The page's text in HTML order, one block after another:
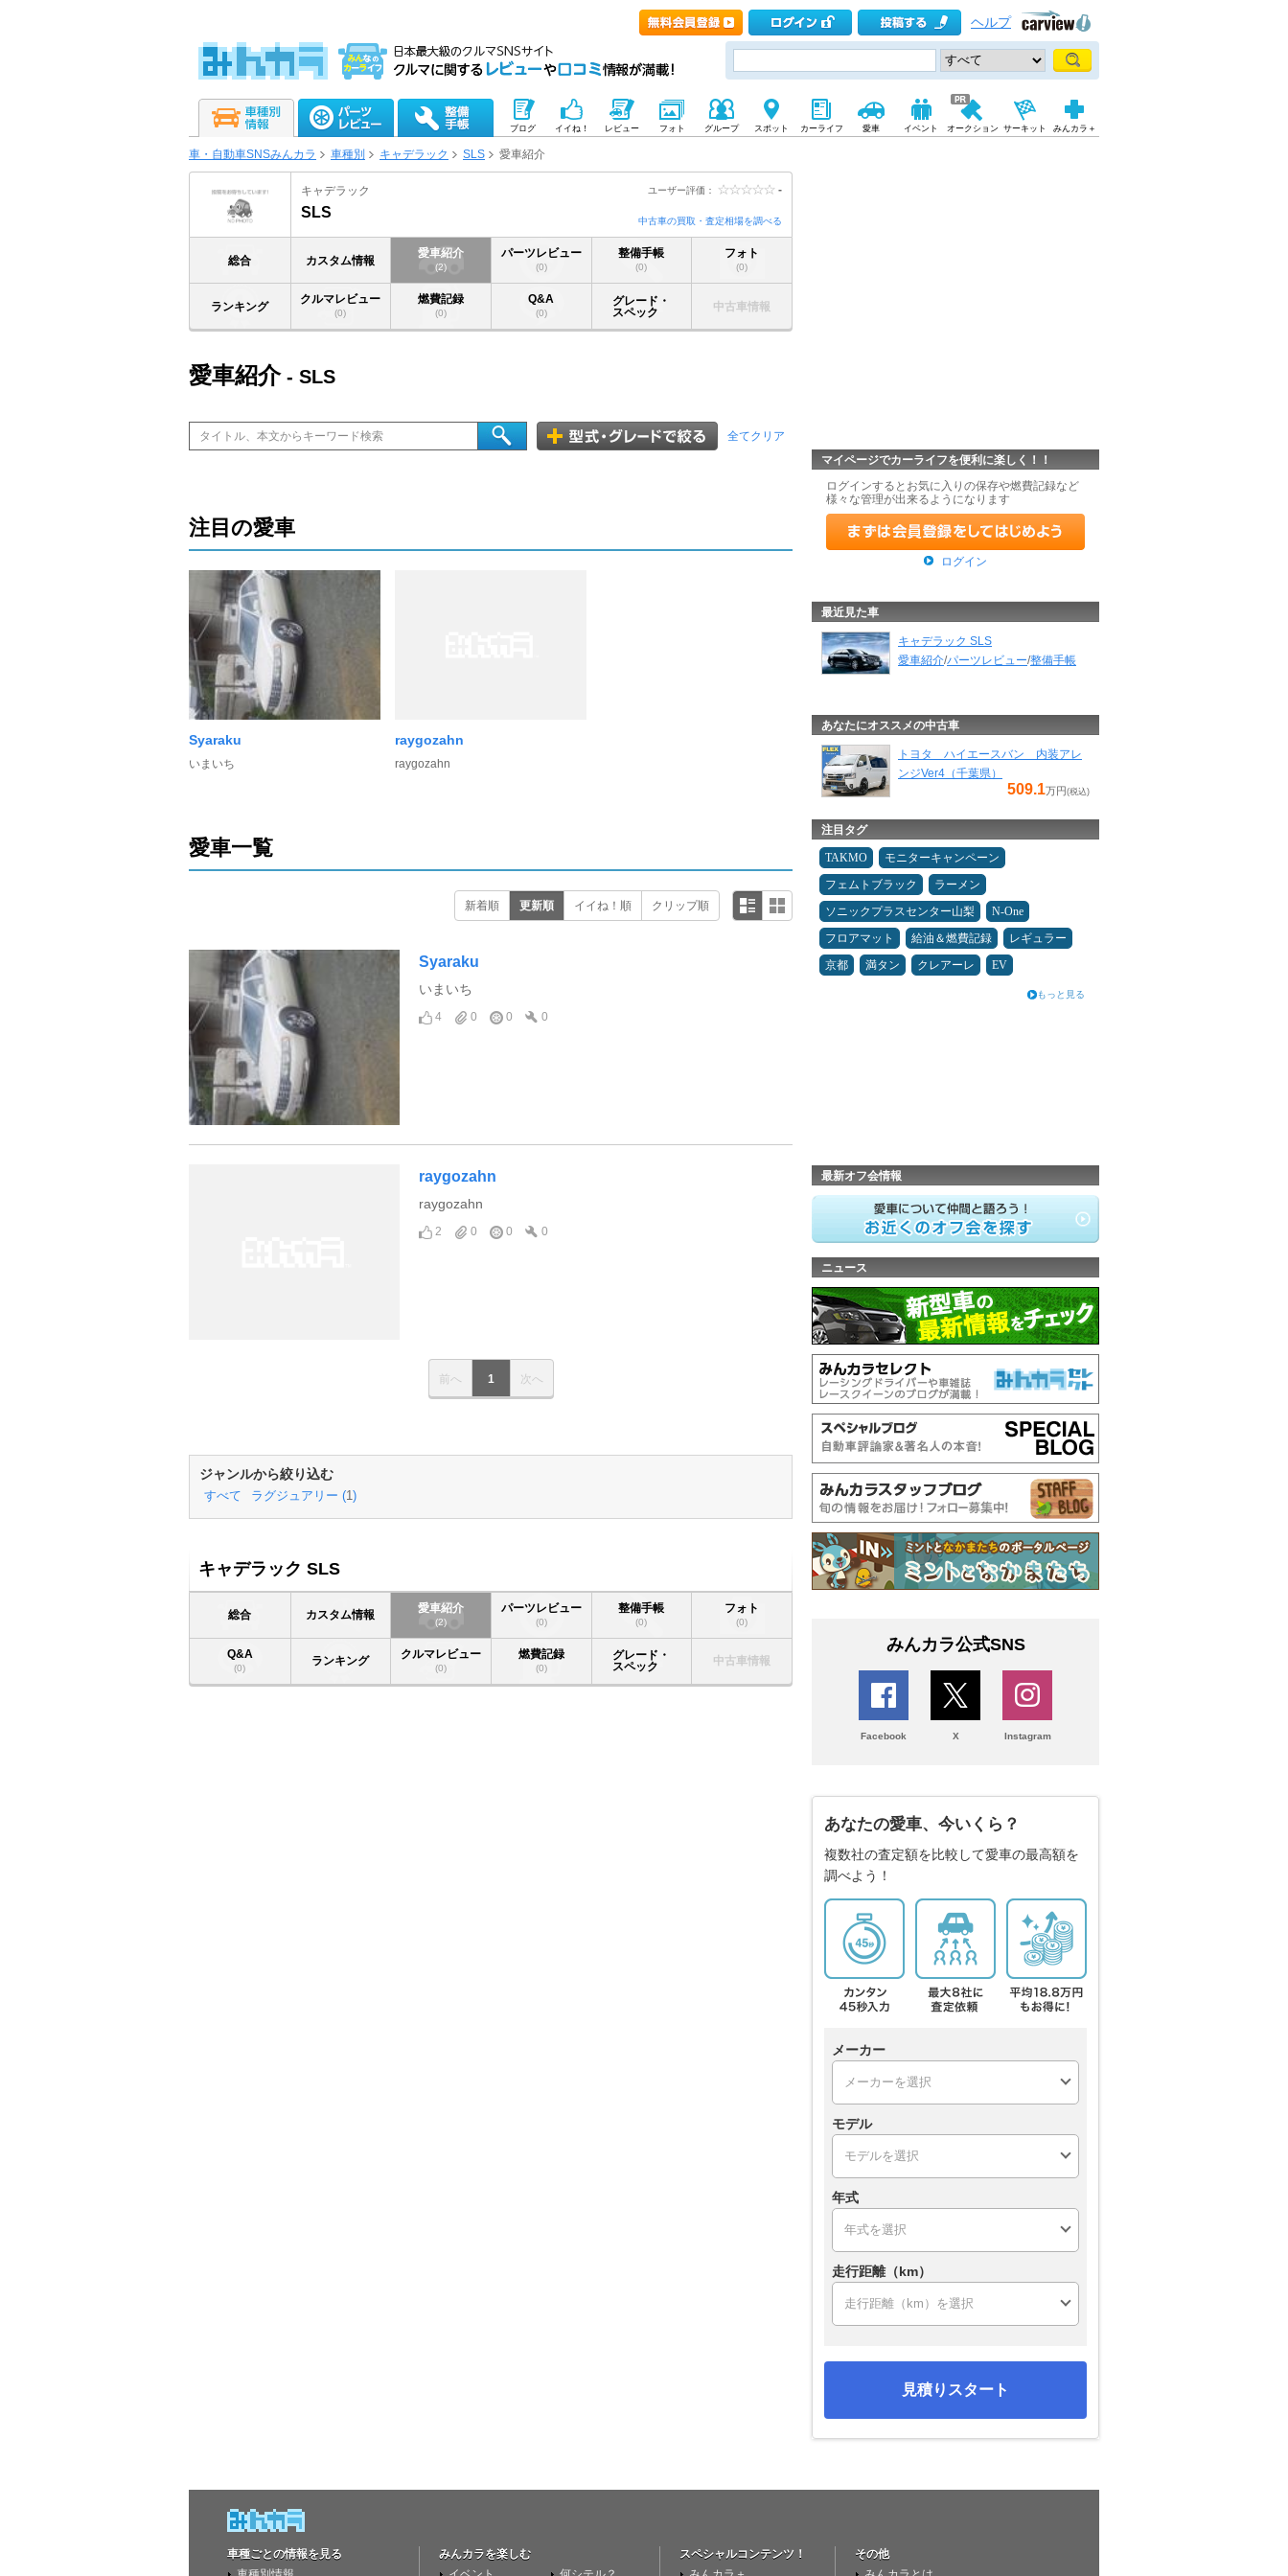
ヘルプ
ブログ イイね！ レビュー フォト グループ スポット カーライフ 愛車 イベント オークション サーキット みんカラ＋
車・自動車SNSみんカラ 車種別 キャデラック SLS 愛車紹介
ユーザー評価： -
キャデラック
SLS
中古車の買取・査定相場を調べる
総合 カスタム情報
愛車紹介
(2)
パーツレビュー
(0)
整備手帳
(0)
フォト
(0)
ランキング
クルマレビュー
(0)
燃費記録
(0)
Q&A
(0)
グレード・
スペック
中古車情報
愛車紹介- SLS
全てクリア
注目の愛車
Syaraku
いまいち
raygozahn
raygozahn
愛車一覧
新着順 更新順 イイね！順 クリップ順
Syaraku
いまいち
4 0 0 0
raygozahn
raygozahn
2 0 0 0
前へ 1 次へ
ジャンルから絞り込む
すべて ラグジュアリー (1 )
キャデラック SLS
総合 カスタム情報
愛車紹介
(2)
パーツレビュー
(0)
整備手帳
(0)
フォト
(0)
Q&A
(0) ランキング
クルマレビュー
(0)
燃費記録
(0)
グレード・
スペック
中古車情報
マイページでカーライフを便利に楽しく！！
ログインするとお気に入りの保存や燃費記録など
様々な管理が出来るようになります
ログイン
最近見た車
キャデラック SLS
愛車紹介/パーツレビュー/整備手帳
あなたにオススメの中古車
トヨタ ハイエースバン 内装アレ
ンジVer4（千葉県）
509.1万円 (税込)
注目タグ
TAKMO
モニターキャンペーン
フェムトブラック
ラーメン
ソニックプラスセンター山梨
N-One
フロアマット
給油＆燃費記録
レギュラー
京都
満タン クレアーレ EV
もっと見る
最新オフ会情報
ニュース
みんカラ公式SNS
Facebook X Instagram
あなたの愛車、今いくら？
複数社の査定額を比較して愛車の最高額を
調べよう！
メーカー
モデル
年式
走行距離（km）
見積りスタート
車種ごとの情報を見る
みんカラを楽しむ
スペシャルコンテンツ！
その他